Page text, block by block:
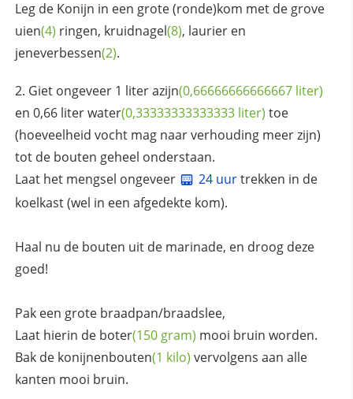
Leg de Konijn in een grote (ronde)kom met de grove
uien(4) ringen, kruidnagel(8), laurier en
jeneverbessen(2).
Giet ongeveer 1 literazijn(0,66666666666667 liter)
en 0,66 literwater(0,33333333333333 liter) toe
(hoeveelheid vocht mag naar verhouding meer zijn)
tot de bouten geheel onderstaan.
Laat het mengsel ongeveer
24 uurtrekken in de
koelkast (wel in een afgedekte kom).
Haal nu de bouten uit de marinade, en droog deze
goed!
Pak een grote braadpan/braadslee,
Laat hierin de boter(150 gram) mooi bruin worden.
Bak de konijnenbouten(1 kilo) vervolgens aan alle
kanten mooi bruin.